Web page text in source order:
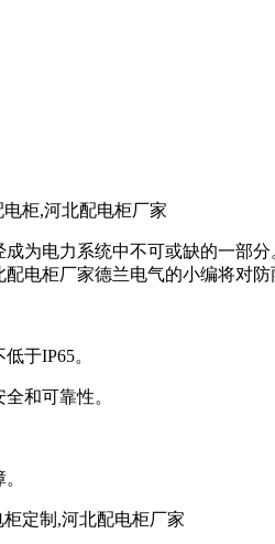
为电力系统中不可或缺的一部
电柜厂家德兰电气的小编将对防
于IP65。
和可靠性。